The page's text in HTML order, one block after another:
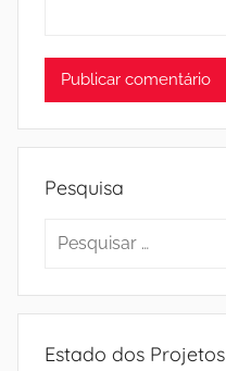
Pesquisa
Pesquisar
Estado dos Projetos